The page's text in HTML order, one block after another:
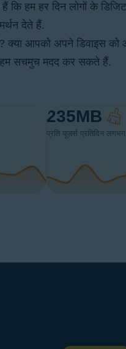
हम हर दिन लोगों के
देते हैं.
क्या आपको अपने डिवाइस
सचमुच मदद कर सकते हैं.
235MB
प्रति यूज़र्स प्रतिदिन